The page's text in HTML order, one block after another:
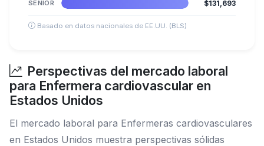
SENIOR $131,693
Basado en datos nacionales de EE.UU. (BLS)
Perspectivas del mercado laboral
para Enfermera cardiovascular en
Estados Unidos
El mercado laboral para Enfermeras cardiovasculares
en Estados Unidos muestra perspectivas sólidas